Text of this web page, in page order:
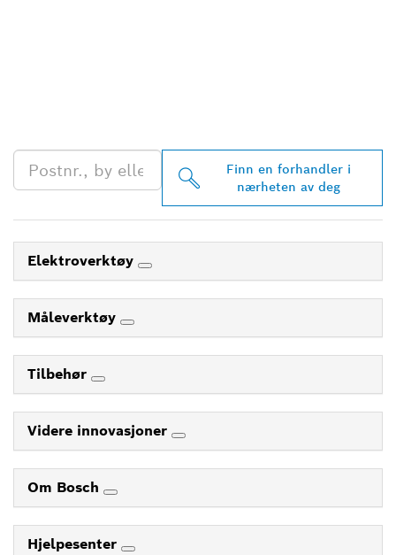
Finn en forhandler i
nærheten av deg
Elektroverktøy
Måleverktøy
Tilbehør
Videre innovasjoner
Om Bosch
Hjelpesenter